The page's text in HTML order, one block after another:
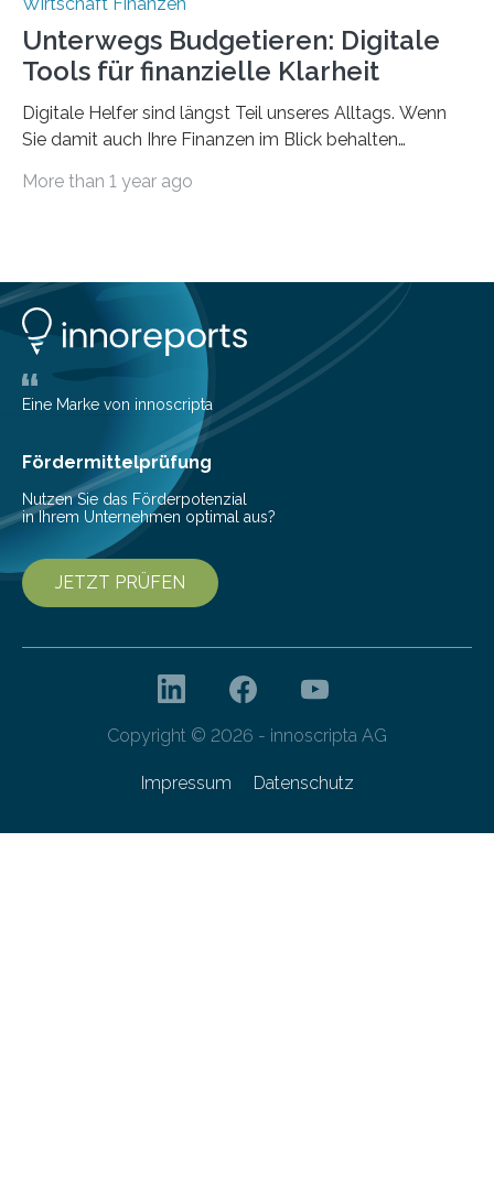
Unterwegs Budgetieren: Digitale
Tools für finanzielle Klarheit
Digitale Helfer sind längst Teil unseres Alltags. Wenn
Sie damit auch Ihre Finanzen im Blick behalten
die genau das ermöglichen: Sie helfen Ihnen, Ausgaben
Lösungen interessieren. 1. Multibanking-Tools: Alle
Konten auf einen Blick Viele Banken bieten bereits in
ihrem Online-Banking eine Multibanking-Funktion an,
mit der sich Konten bei anderen Banken…
More than 1 year ago
Eine Marke von innoscripta
Fördermittelprüfung
Nutzen Sie das Förderpotenzial
in Ihrem Unternehmen optimal aus?
JETZT PRÜFEN
Copyright © 2026 - innoscripta AG
Impressum Datenschutz